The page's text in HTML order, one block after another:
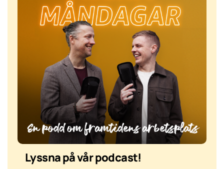
Lyssna på vår podcast!